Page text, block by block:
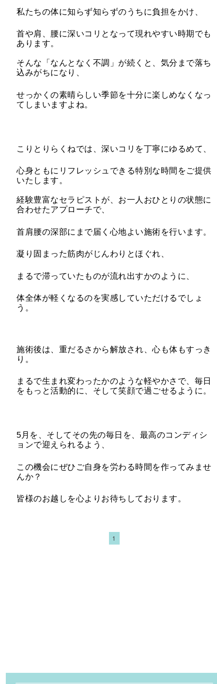
私たちの体に知らず知らずのうちに負担をかけ、
首や肩、腰に深いコリとなって現れやすい時期でも
あります。
そんな「なんとなく不調」が続くと、気分まで落ち
込みがちになり、
せっかくの素晴らしい季節を十分に楽しめなくなっ
てしまいますよね。
こりとりらくねでは、深いコリを丁寧にゆるめて、
心身ともにリフレッシュできる特別な時間をご提供
いたします。
経験豊富なセラピストが、お一人おひとりの状態に
合わせたアプローチで、
首肩腰の深部にまで届く心地よい施術を行います。
凝り固まった筋肉がじんわりとほぐれ、
まるで滞っていたものが流れ出すかのように、
体全体が軽くなるのを実感していただけるでしょ
う。
施術後は、重だるさから解放され、心も体もすっき
り。
まるで生まれ変わったかのような軽やかさで、毎日
をもっと活動的に、そして笑顔で過ごせるように。
5月を、そしてその先の毎日を、最高のコンディシ
ョンで迎えられるよう、
この機会にぜひご自身を労わる時間を作ってみませ
んか？
皆様のお越しを心よりお待ちしております。
1